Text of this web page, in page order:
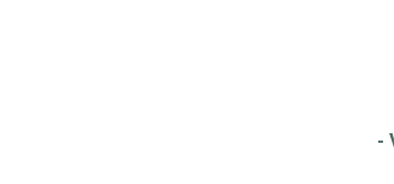
-